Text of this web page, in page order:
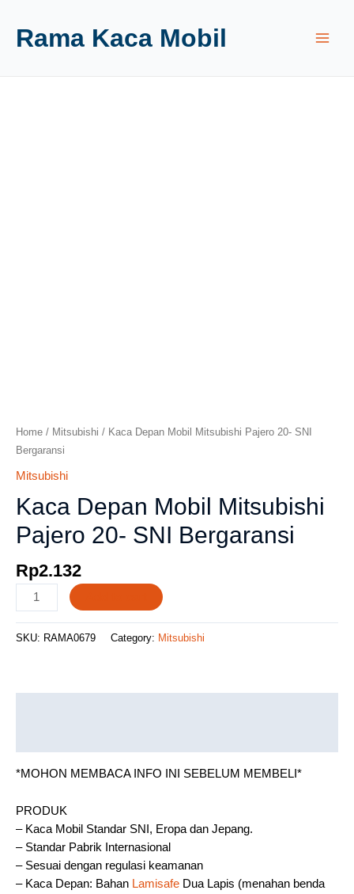
Rama Kaca Mobil
Home / Mitsubishi / Kaca Depan Mobil Mitsubishi Pajero 20- SNI
Bergaransi
Mitsubishi
Kaca Depan Mobil Mitsubishi
Pajero 20- SNI Bergaransi
Rp2.132
SKU: RAMA0679 Category: Mitsubishi
*MOHON MEMBACA INFO INI SEBELUM MEMBELI*
PRODUK
– Kaca Mobil Standar SNI, Eropa dan Jepang.
– Standar Pabrik Internasional
– Sesuai dengan regulasi keamanan
– Kaca Depan: Bahan Lamisafe Dua Lapis (menahan benda